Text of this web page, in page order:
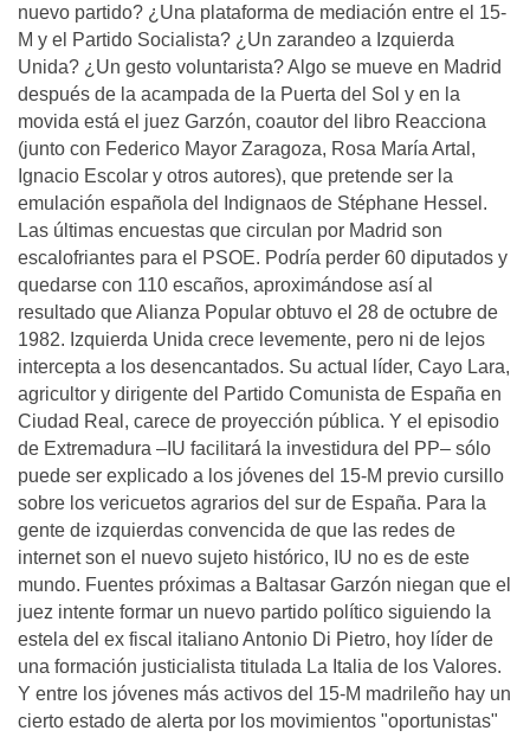
nuevo partido? ¿Una plataforma de mediación entre el 15-
M y el Partido Socialista? ¿Un zarandeo a Izquierda
Unida? ¿Un gesto voluntarista? Algo se mueve en Madrid
después de la acampada de la Puerta del Sol y en la
movida está el juez Garzón, coautor del libro Reacciona
(junto con Federico Mayor Zaragoza, Rosa María Artal,
Ignacio Escolar y otros autores), que pretende ser la
emulación española del Indignaos de Stéphane Hessel.
Las últimas encuestas que circulan por Madrid son
escalofriantes para el PSOE. Podría perder 60 diputados y
quedarse con 110 escaños, aproximándose así al
resultado que Alianza Popular obtuvo el 28 de octubre de
1982. Izquierda Unida crece levemente, pero ni de lejos
intercepta a los desencantados. Su actual líder, Cayo Lara,
agricultor y dirigente del Partido Comunista de España en
Ciudad Real, carece de proyección pública. Y el episodio
de Extremadura –IU facilitará la investidura del PP– sólo
puede ser explicado a los jóvenes del 15-M previo cursillo
sobre los vericuetos agrarios del sur de España. Para la
gente de izquierdas convencida de que las redes de
internet son el nuevo sujeto histórico, IU no es de este
mundo. Fuentes próximas a Baltasar Garzón niegan que el
juez intente formar un nuevo partido político siguiendo la
estela del ex fiscal italiano Antonio Di Pietro, hoy líder de
una formación justicialista titulada La Italia de los Valores.
Y entre los jóvenes más activos del 15-M madrileño hay un
cierto estado de alerta por los movimientos "oportunistas"